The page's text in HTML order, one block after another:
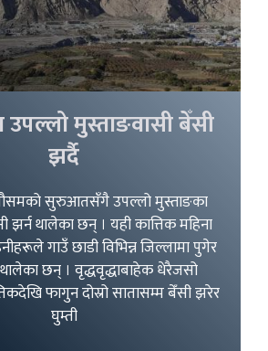
मुस्ताङवासी बेँसी
झर्दै
सुरुआतसँगै उपल्लो मुस्ताङका
झर्न थालेका छन् । यही कात्तिक महिना
गाउँ छाडी विभिन्न जिल्लामा पुगेर
थालेका छन् । वृद्धवृद्धाबाहेक धेरैजसो
फागुन दोस्रो सातासम्म बेँसी झरेर
घुम्ती